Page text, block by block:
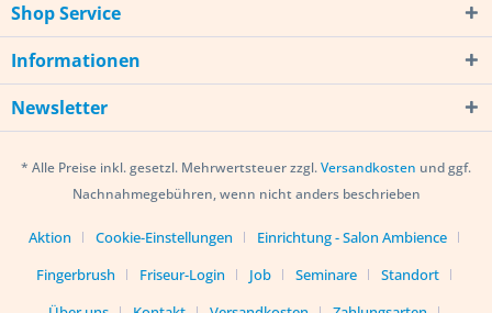
Shop Service
Informationen
Newsletter
* Alle Preise inkl. gesetzl. Mehrwertsteuer zzgl.Versandkosten und ggf.
Nachnahmegebühren, wenn nicht anders beschrieben
Aktion Cookie-Einstellungen
Einrichtung - Salon Ambience
Fingerbrush
Friseur-Login Job Seminare
Standort